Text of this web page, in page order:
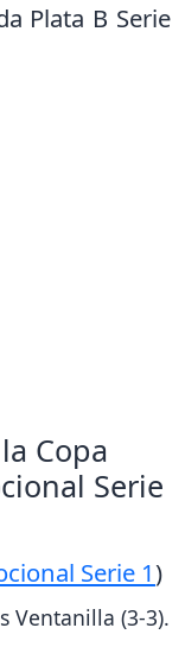
Plata B Serie
Copa
Serie
Serie 1)
Ventanilla (3-3).